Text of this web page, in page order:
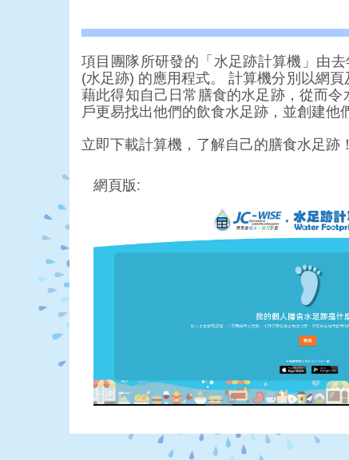
項目團隊所研發的「水足跡計算機」由
(水足跡) 的應用程式。 計算機分別以網
藉此得知自己日常膳食的水足跡，從而
戶更易找出他們的飲食水足跡，並創建他
立即下載計算機，了解自己的膳食水足跡！
網頁版: